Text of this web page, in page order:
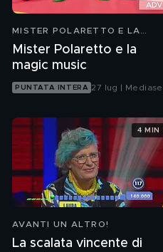
MISTER POLARETTO E LA
Mister Polaretto e la
magic music
PUNTATA INTERA 27 lug | Mediaset
AVANTI UN ALTRO!
La scalata vincente di
4 MIN